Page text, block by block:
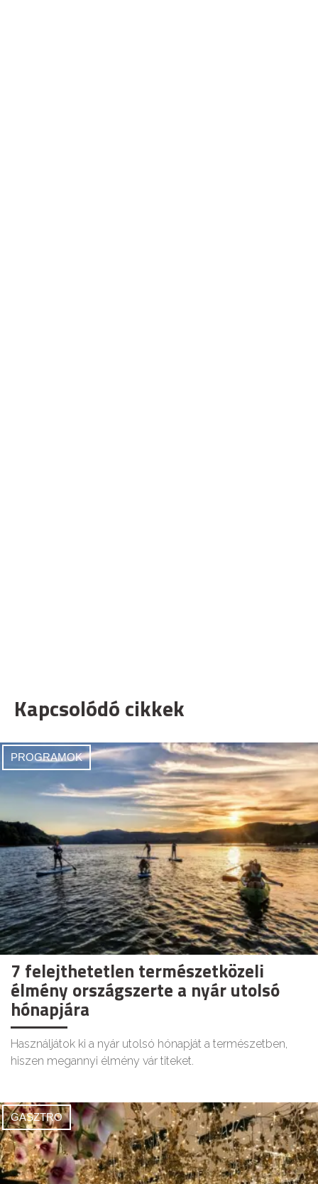
Kapcsolódó cikkek
PROGRAMOK
7 felejthetetlen természetközeli
élmény országszerte a nyár utolsó
hónapjára
Használjátok ki a nyár utolsó hónapját a természetben,
hiszen megannyi élmény vár titeket.
GASZTRO